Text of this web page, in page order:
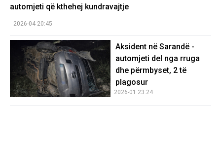
automjeti që kthehej kundravajtje
2026-04 20:45
Aksident në Sarandë -
automjeti del nga rruga
dhe përmbyset, 2 të
plagosur
2026-01 23:24